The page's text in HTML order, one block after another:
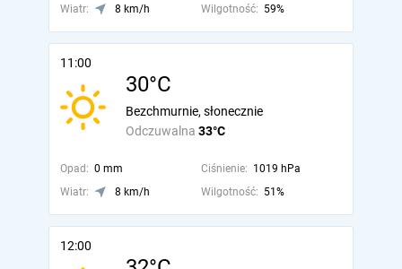
Wiatr:
8 km/h Wilgotność: 59%
11:00
30°C
Odczuwalna 33°C
Bezchmurnie, słonecznie
Opad: 0 mm Ciśnienie: 1019 hPa
Wiatr:
8 km/h Wilgotność: 51%
12:00